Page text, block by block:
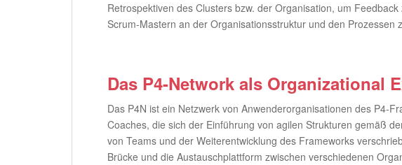
Retrospektiven des Clusters bzw. der Organisation, um
Scrum-Mastern an der Organisationsstruktur und den Prozessen
Das P4-Network als Organizational
Das P4N ist ein Netzwerk von Anwenderorganisationen des P4-
Coaches, die sich der Einführung von agilen Strukturen gemäß
von Teams und der Weiterentwicklung des Frameworks
Brücke und die Austauschplattform zwischen verschiedenen